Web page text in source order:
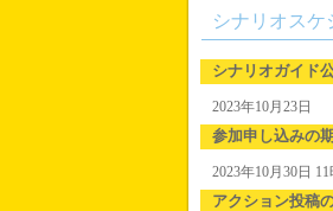
シナリオスケ
シナリオガイド
2023年10月23日
参加申し込みの
2023年10月30日
アクション投稿